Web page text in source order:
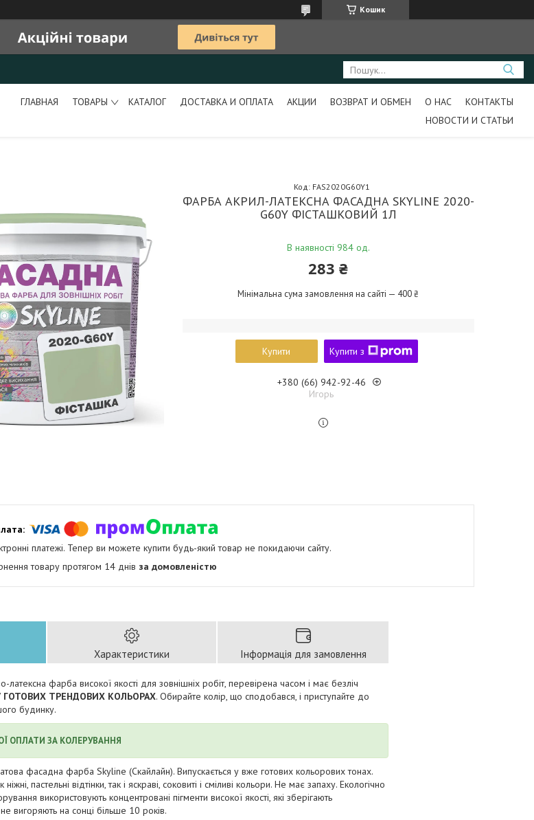
Кошик
ГЛАВНАЯ ТОВАРЫ КАТАЛОГ ДОСТАВКА И ОПЛАТА АКЦИИ ВОЗВРАТ И ОБМЕН О НАС
КОНТАКТЫ
НОВОСТИ И СТАТЬИ
ФАРБА АКРИЛ-ЛАТЕКСНА ФАСАДНА SKYLINE 2020-
G60Y ФІСТАШКОВИЙ 1Л
В наявності 984 од.
Код: FAS2020G60Y1
283 ₴
Мінімальна сума замовлення на сайті — 400 ₴
Купити Купити з
+380 (66) 942-92-46
Игорь
платежі. Тепер ви можете купити будь-який товар не покидаючи сайту.
товару протягом 14 днів за домовленістю
Характеристики Інформація для замовлення
фарба високої якості для зовнішніх робіт, перевірена часом і має безліч
ГОТОВИХ ТРЕНДОВИХ КОЛЬОРАХ. Обирайте колір, що сподобався, і приступайте до
будинку.
ОПЛАТИ ЗА КОЛЕРУВАННЯ
фасадна фарба Skyline (Скайлайн). Випускається у вже готових кольорових тонах.
пастельні відтінки, так і яскраві, соковиті і сміливі кольори. Не має запаху. Екологічно
використовують концентровані пігменти високої якості, які зберігають
вигоряють на сонці більше 10 років.